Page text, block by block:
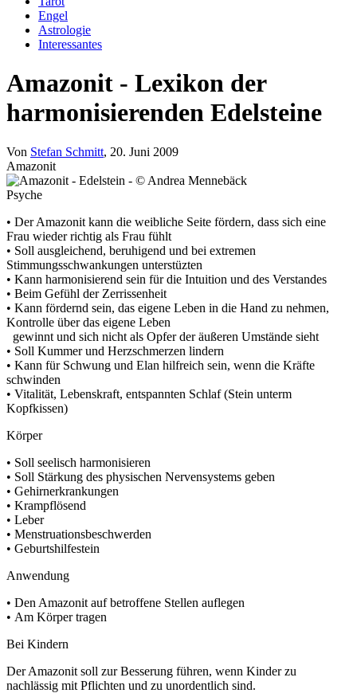
Engel
Astrologie
Interessantes
Amazonit - Lexikon der
harmonisierenden Edelsteine
Von Stefan Schmitt, 20. Juni 2009
Amazonit
Psyche
• Der Amazonit kann die weibliche Seite fördern, dass sich eine
Frau wieder richtig als Frau fühlt
• Soll ausgleichend, beruhigend und bei extremen
Stimmungsschwankungen unterstüzten
• Kann harmonisierend sein für die Intuition und des Verstandes
• Beim Gefühl der Zerrissenheit
• Kann fördernd sein, das eigene Leben in die Hand zu nehmen,
Kontrolle über das eigene Leben
gewinnt und sich nicht als Opfer der äußeren Umstände sieht
• Soll Kummer und Herzschmerzen lindern
• Kann für Schwung und Elan hilfreich sein, wenn die Kräfte
schwinden
• Vitalität, Lebenskraft, entspannten Schlaf (Stein unterm
Kopfkissen)
Körper
• Soll seelisch harmonisieren
• Soll Stärkung des physischen Nervensystems geben
• Gehirnerkrankungen
• Krampflösend
• Leber
• Menstruationsbeschwerden
• Geburtshilfestein
Anwendung
• Den Amazonit auf betroffene Stellen auflegen
• Am Körper tragen
Bei Kindern
Der Amazonit soll zur Besserung führen, wenn Kinder zu
nachlässig mit Pflichten und zu unordentlich sind.